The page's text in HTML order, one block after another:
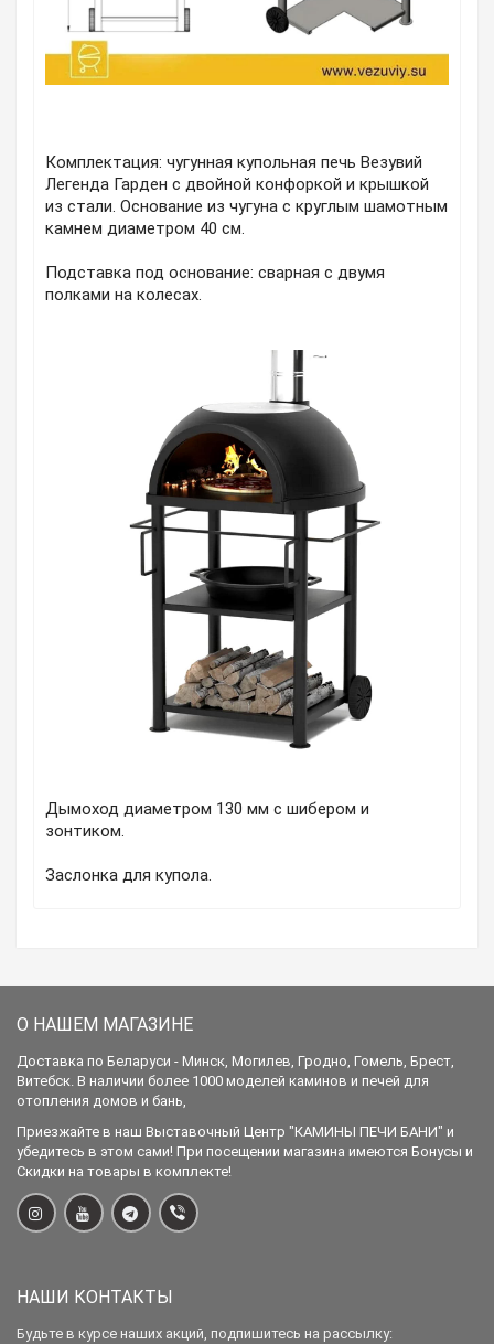
Комплектация: чугунная купольная печь Везувий
Легенда Гарден с двойной конфоркой и крышкой
из стали. Основание из чугуна с круглым шамотным
камнем диаметром 40 см.
Подставка под основание: сварная с двумя
полками на колесах.
Дымоход диаметром 130 мм с шибером и
зонтиком.
Заслонка для купола.
О НАШЕМ МАГАЗИНЕ
Доставка по Беларуси - Минск, Могилев, Гродно, Гомель, Брест,
Витебск. В наличии более 1000 моделей каминов и печей для
отопления домов и бань,
Приезжайте в наш Выставочный Центр "КАМИНЫ ПЕЧИ БАНИ" и
убедитесь в этом сами! При посещении магазина имеются Бонусы и
Скидки на товары в комплекте!
НАШИ КОНТАКТЫ
Будьте в курсе наших акций, подпишитесь на рассылку: